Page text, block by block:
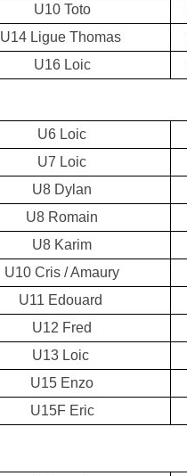
U10 Toto
U14 Ligue Thomas
U16 Loic
U6 Loic
U7 Loic
U8 Dylan
U8 Romain
U8 Karim
U10 Cris / Amaury
U11 Edouard
U12 Fred
U13 Loic
U15 Enzo
U15F Eric